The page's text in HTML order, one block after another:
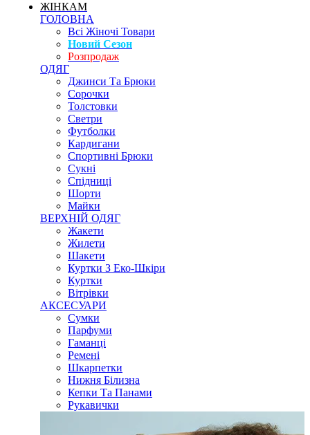
ЖІНКАМ
ГОЛОВНА
Всі Жіночі Товари
Новий Сезон
Розпродаж
ОДЯГ
Джинси Та Брюки
Сорочки
Толстовки
Светри
Футболки
Кардигани
Спортивні Брюки
Сукні
Спідниці
Шорти
Майки
ВЕРХНІЙ ОДЯГ
Жакети
Жилети
Шакети
Куртки З Еко-Шкіри
Куртки
Вітрівки
АКСЕСУАРИ
Сумки
Парфуми
Гаманці
Ремені
Шкарпетки
Нижня Білизна
Кепки Та Панами
Рукавички